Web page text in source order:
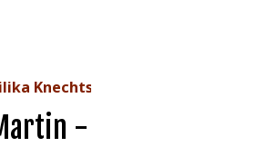
Knechtsteden
- Golgotha